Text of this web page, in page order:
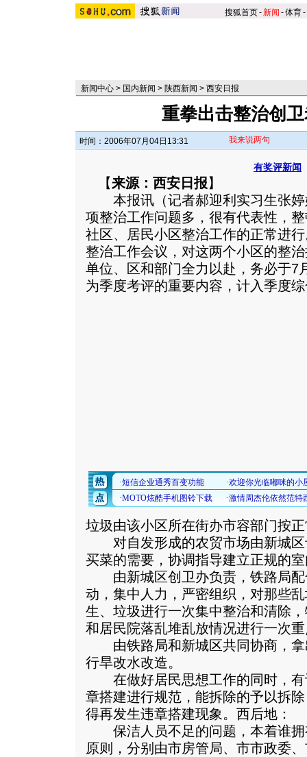
搜狐首页-新闻 -体育-
新闻中心 > 国内新闻 > 陕西新闻 > 西安日报
重拳出击整治创
时间：2006年07月04日13:31 我来说两句
有奖评新闻
【来源：西安日报】
本报讯（记者郝迎利实习生张婷
项整治工作问题多，很有代表性，
社区、居民小区整治工作的正常进
整治工作会议，对这两个小区的整
单位、区和部门全力以赴，务必于7
为季度考评的重要内容，计入季度
垃圾由该小区所在街办市容部门按
对自发形成的农贸市场由新城区
买菜的需要，协调指导建立正规的
由新城区创卫办负责，铁路局配
动，集中人力，严密组织，对那些
生、垃圾进行一次集中整治和清除
和居民院落乱堆乱放情况进行一次
由铁路局和新城区共同协商，拿
行旱改水改造。
在做好居民思想工作的同时，有
章搭建进行规范，能拆除的予以拆
得再发生违章搭建现象。西后地：
保洁人员不足的问题，本着谁拥
原则，分别由市房管局、市市政委